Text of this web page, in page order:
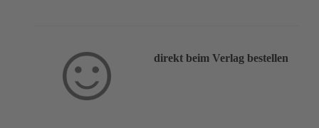
direkt beim Verlag bestellen